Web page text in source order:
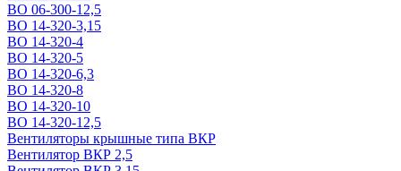
ВО 06-300-12,5
ВО 14-320-3,15
ВО 14-320-4
ВО 14-320-5
ВО 14-320-6,3
ВО 14-320-8
ВО 14-320-10
ВО 14-320-12,5
Вентиляторы крышные типа ВКР
Вентилятор ВКР 2,5